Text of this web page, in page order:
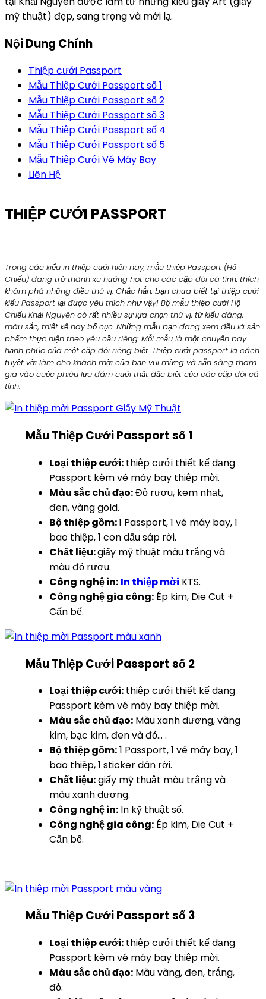
mỹ thuật) đẹp, sang trọng và mới lạ.
Nội Dung Chính
Thiệp cưới Passport
Mẫu Thiệp Cưới Passport số 1
Mẫu Thiệp Cưới Passport số 2
Mẫu Thiệp Cưới Passport số 3
Mẫu Thiệp Cưới Passport số 4
Mẫu Thiệp Cưới Passport số 5
Mẫu Thiệp Cưới Vé Máy Bay
Liên Hệ
THIỆP CƯỚI PASSPORT
Trong các kiểu in thiệp cưới hiện nay, mẫu thiệp Passport (Hộ
Chiếu) đang trở thành xu hướng hot cho các cặp đôi cá tính, thích
khám phá những điều thú vị. Chắc hẳn, bạn chưa biết tại thiệp cưới
kiểu Passport lại được yêu thích như vậy! Bộ mẫu thiệp cưới Hộ
Chiếu Khải Nguyên có rất nhiều sự lựa chọn thú vị, từ kiểu dáng,
màu sắc, thiết kế hay bố cục. Những mẫu bạn đang xem đều là sản
phẩm thực hiện theo yêu cầu riêng. Mỗi mẫu là một chuyến bay
hạnh phúc của một cặp đôi riêng biệt. Thiệp cưới passport là cách
tuyệt vời làm cho khách mời của bạn vui mừng và sẵn sàng tham
gia vào cuộc phiêu lưu đám cưới thật đặc biệt của các cặp đôi cá
tính.
Mẫu Thiệp Cưới Passport số 1
Loại thiệp cưới:thiệp cưới thiết kế dạng
Passport kèm vé máy bay thiệp mời.
Màu sắc chủ đạo:Đỏ rượu, kem nhạt,
đen, vàng gold.
Bộ thiệp gồm:1 Passport, 1 vé máy bay, 1
bao thiệp, 1 con dấu sáp rời.
Chất liệu:giấy mỹ thuật màu trắng và
màu đỏ rượu.
Công nghệ in: In thiệp mời KTS.
Công nghệ gia công:Ép kim, Die Cut +
Cấn bế.
Mẫu Thiệp Cưới Passport số 2
Loại thiệp cưới:thiệp cưới thiết kế dạng
Passport kèm vé máy bay thiệp mời.
Màu sắc chủ đạo:Màu xanh dương, vàng
kim, bạc kim, đen và đỏ… .
Bộ thiệp gồm:1 Passport, 1 vé máy bay, 1
bao thiệp, 1 sticker dán rời.
Chất liệu:giấy mỹ thuật màu trắng và
màu xanh dương.
Công nghệ in:In kỹ thuật số.
Công nghệ gia công:Ép kim, Die Cut +
Cấn bế.
Mẫu Thiệp Cưới Passport số 3
Loại thiệp cưới:thiệp cưới thiết kế dạng
Passport kèm vé máy bay thiệp mời.
Màu sắc chủ đạo:Màu vàng, đen, trắng,
đỏ.